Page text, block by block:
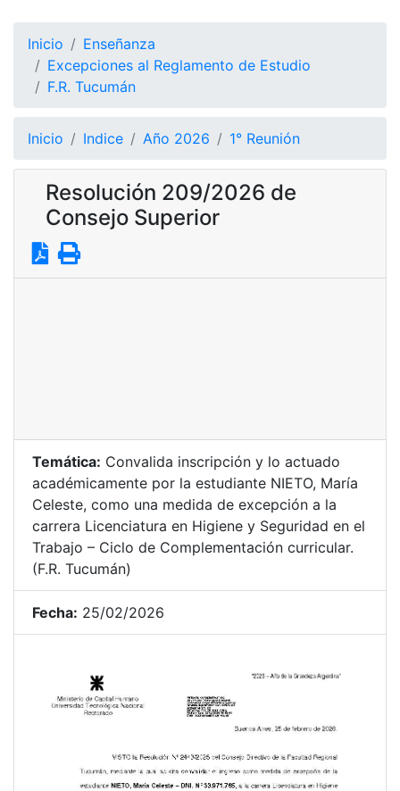
Inicio
Enseñanza
Excepciones al Reglamento de Estudio
F.R. Tucumán
Inicio Indice Año 2026 1° Reunión
Resolución 209/2026 de
Consejo Superior
Temática: Convalida inscripción y lo actuado
académicamente por la estudiante NIETO, María
Celeste, como una medida de excepción a la
carrera Licenciatura en Higiene y Seguridad en el
Trabajo – Ciclo de Complementación curricular.
(F.R. Tucumán)
Fecha: 25/02/2026